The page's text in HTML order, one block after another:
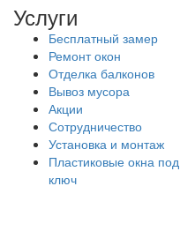
Услуги
Бесплатный замер
Ремонт окон
Отделка балконов
Вывоз мусора
Акции
Сотрудничество
Установка и монтаж
Пластиковые окна под
ключ